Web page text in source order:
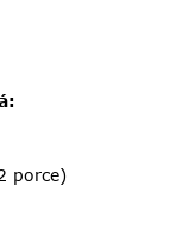
porce)